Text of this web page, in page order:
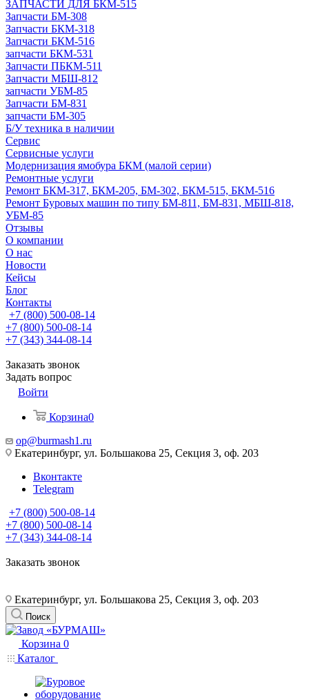
ЗАПЧАСТИ ДЛЯ БКМ-515
Запчасти БМ-308
Запчасти БКМ-318
Запчасти БКМ-516
запчасти БКМ-531
Запчасти ПБКМ-511
Запчасти МБШ-812
запчасти УБМ-85
Запчасти БМ-831
запчасти БМ-305
Б/У техника в наличии
Сервис
Сервисные услуги
Модернизация ямобура БКМ (малой серии)
Ремонтные услуги
Ремонт БКМ-317, БКМ-205, БМ-302, БКМ-515, БКМ-516
Ремонт Буровых машин по типу БМ-811, БМ-831, МБШ-818,
УБМ-85
Отзывы
О компании
О нас
Новости
Кейсы
Блог
Контакты
+7 (800) 500-08-14
+7 (800) 500-08-14
+7 (343) 344-08-14
Заказать звонок
Задать вопрос
Войти
Корзина0
op@burmash1.ru
Екатеринбург, ул. Большакова 25, Секция 3, оф. 203
Вконтакте
Telegram
+7 (800) 500-08-14
+7 (800) 500-08-14
+7 (343) 344-08-14
Заказать звонок
Екатеринбург, ул. Большакова 25, Секция 3, оф. 203
Поиск
Корзина 0
Каталог